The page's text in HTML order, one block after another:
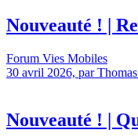
Nouveauté ! |
Forum Vies Mobiles
30 avril 2026, par
Nouveauté ! |